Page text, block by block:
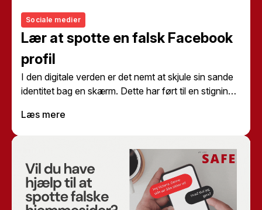
Sociale medier
Lær at spotte en falsk Facebook
profil
I den digitale verden er det nemt at skjule sin sande
identitet bag en skærm. Dette har ført til en stigning i
Facebook. Disse profiler kan bruges til alt fra
og svindel. Men hvordan kan du
spotte en falsk Facebook profil? Her er nogle gode
råd fra Safe.
Læs mere